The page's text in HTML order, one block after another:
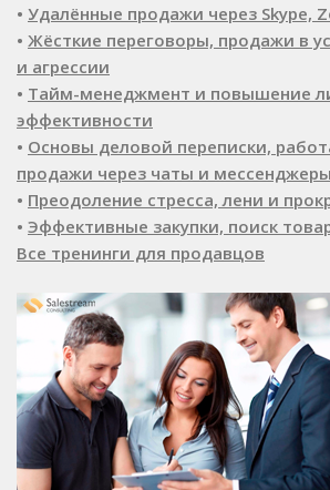
• Удалённые продажи через Skype,
• Жёсткие переговоры, продажи в
и агрессии
• Тайм-менеджмент и повышение
эффективности
• Основы деловой переписки,
продажи через чаты и мессенджеры
• Преодоление стресса, лени и
• Эффективные закупки, поиск
Все тренинги для продавцов